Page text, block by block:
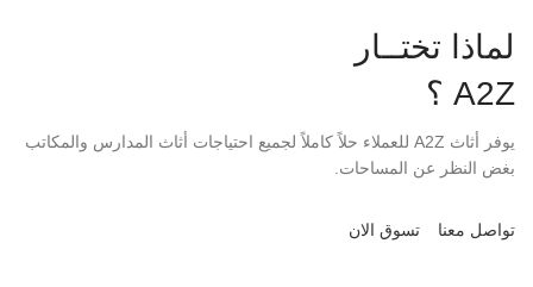
لماذا تختــار
A2Z ؟
يوفر أثاث A2Z للعملاء حلاً كاملاً لجميع احتياجات أثاث المدارس والمكاتب
بغض النظر عن المساحات.
تواصل معنا تسوق الان